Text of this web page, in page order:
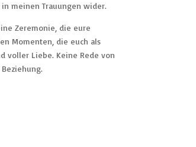
meinen Trauungen wider.
Zeremonie, die eure
Momenten, die euch als
voller Liebe. Keine Rede von